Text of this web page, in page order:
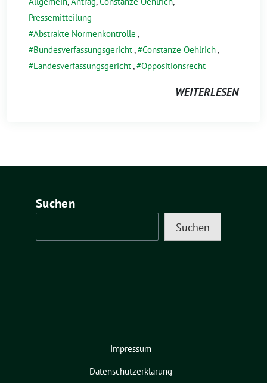
Pressemitteilung
Abstrakte Normenkontrolle ,
Bundesverfassungsgericht, Constanze Oehlrich,
Landesverfassungsgericht, Oppositionsrecht
WEITERLESEN
Suchen
Suchen
Impressum
Datenschutzerklärung